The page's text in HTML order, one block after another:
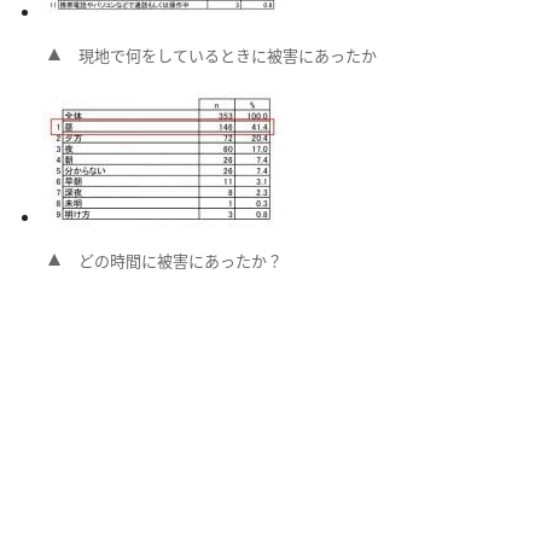
現地で何をしているときに被害にあったか
どの時間に被害にあったか？